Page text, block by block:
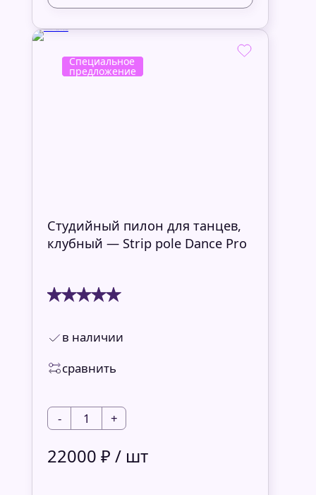
new
новинка
Специальное
предложение
Студийный пилон для танцев,
клубный — Strip pole Dance Pro
в наличии
сравнить
22000 ₽ / шт
- 1 +